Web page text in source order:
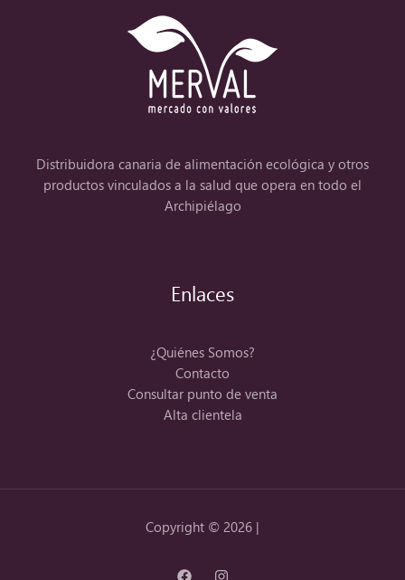
Distribuidora canaria de alimentación ecológica y otros
productos vinculados a la salud que opera en todo el
Archipiélago
Enlaces
¿Quiénes Somos?
Contacto
Consultar punto de venta
Alta clientela
Copyright © 2026 |